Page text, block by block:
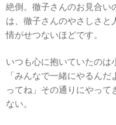
絶倒。徹子さんのお見合い
は、徹子さんのやさしさと
情がせつないほどです。
いつも心に抱いていたのは
「みんなで一緒にやるん
ってね」その通りにやって
ない。